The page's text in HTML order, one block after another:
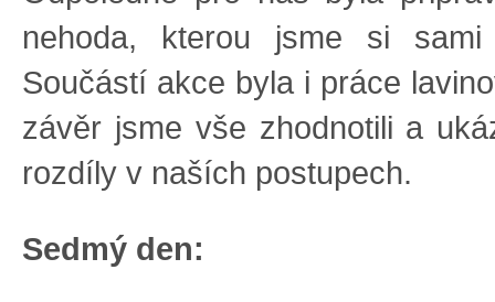
nehoda, kterou jsme si sami
Součástí akce byla i práce
závěr jsme vše zhodnotili a
rozdíly v naších postupech.
Sedmý den: